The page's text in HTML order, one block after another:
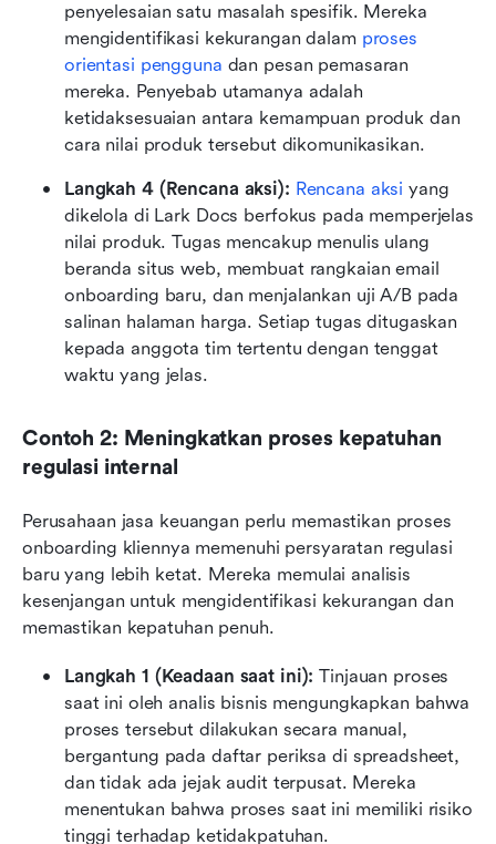
penyelesaian satu masalah spesifik. Mereka
mengidentifikasi kekurangan dalam proses
orientasi pengguna dan pesan pemasaran
mereka. Penyebab utamanya adalah
ketidaksesuaian antara kemampuan produk dan
cara nilai produk tersebut dikomunikasikan.
Langkah 4 (Rencana aksi): Rencana aksi yang
dikelola di Lark Docs berfokus pada memperjelas
nilai produk. Tugas mencakup menulis ulang
beranda situs web, membuat rangkaian email
onboarding baru, dan menjalankan uji A/B pada
salinan halaman harga. Setiap tugas ditugaskan
kepada anggota tim tertentu dengan tenggat
waktu yang jelas.
Contoh 2: Meningkatkan proses kepatuhan
regulasi internal
Perusahaan jasa keuangan perlu memastikan proses
onboarding kliennya memenuhi persyaratan regulasi
baru yang lebih ketat. Mereka memulai analisis
kesenjangan untuk mengidentifikasi kekurangan dan
memastikan kepatuhan penuh.
Langkah 1 (Keadaan saat ini): Tinjauan proses
saat ini oleh analis bisnis mengungkapkan bahwa
proses tersebut dilakukan secara manual,
bergantung pada daftar periksa di spreadsheet,
dan tidak ada jejak audit terpusat. Mereka
menentukan bahwa proses saat ini memiliki risiko
tinggi terhadap ketidakpatuhan.